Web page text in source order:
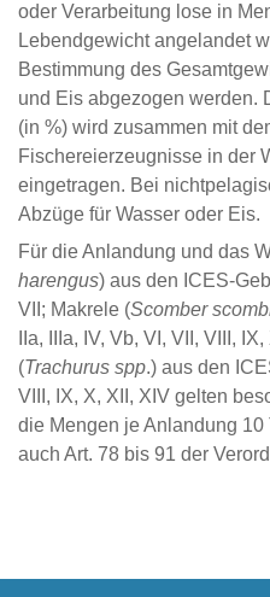
oder Verarbeitung lose in
Lebendgewicht angelandet
Bestimmung des
und Eis abgezogen werden.
(in %) wird zusammen mit
Fischereierzeugnisse in der
eingetragen. Bei
Abzüge für Wasser oder Eis.
Für die Anlandung und das
harengus) aus den ICES-
VII; Makrele (Scomber
IIa, IIIa, IV, Vb, VI, VII, VIII,
(Trachurus spp.) aus den
VIII, IX, X, XII, XIV gelten
die Mengen je Anlandung
auch Art. 78 bis 91 der